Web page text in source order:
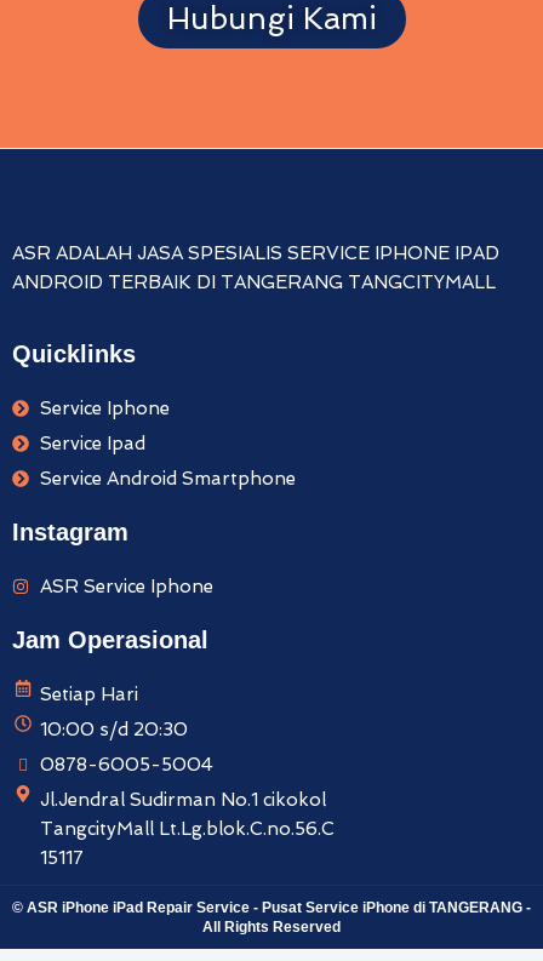
Hubungi Kami
ASR ADALAH JASA SPESIALIS SERVICE IPHONE IPAD
ANDROID TERBAIK DI TANGERANG TANGCITYMALL
Quicklinks
Service Iphone
Service Ipad
Service Android Smartphone
Instagram
ASR Service Iphone
Jam Operasional
Setiap Hari
10:00 s/d 20:30
0878-6005-5004
Jl.Jendral Sudirman No.1 cikokol
TangcityMall Lt.Lg.blok.C.no.56.C
15117
© ASR iPhone iPad Repair Service - Pusat Service iPhone di TANGERANG -
All Rights Reserved